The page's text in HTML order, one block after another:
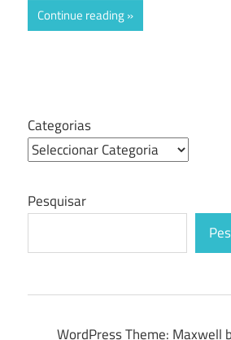
Continue reading
Categorias
Pesquisar
WordPress Theme: Maxwell